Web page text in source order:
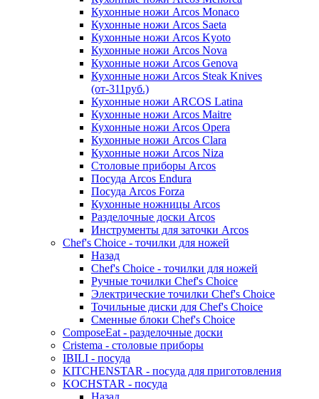
Кухонные ножи Arcos Monaco
Кухонные ножи Arcos Saeta
Кухонные ножи Arcos Kyoto
Кухонные ножи Arcos Nova
Кухонные ножи Arcos Genova
Кухонные ножи Arcos Steak Knives
(от-311руб.)
Кухонные ножи ARCOS Latina
Кухонные ножи Arcos Maitre
Кухонные ножи Arcos Opera
Кухонные ножи Arcos Clara
Кухонные ножи Arcos Niza
Столовые приборы Arcos
Посуда Arcos Endura
Посуда Arcos Forza
Кухонные ножницы Arcos
Разделочные доски Arcos
Инструменты для заточки Arcos
Chef's Choice - точилки для ножей
Назад
Chef's Choice - точилки для ножей
Ручные точилки Chef's Choice
Электрические точилки Chef's Choice
Точильные диски для Chef's Choice
Сменные блоки Chef's Choice
ComposeEat - разделочные доски
Cristema - столовые приборы
IBILI - посуда
KITCHENSTAR - посуда для приготовления
KOCHSTAR - посуда
Назад